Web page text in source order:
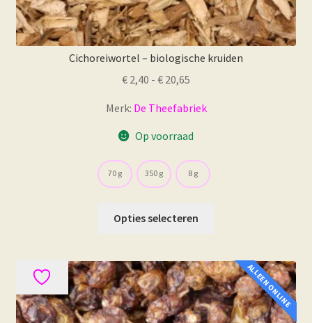
Cichoreiwortel – biologische kruiden
€ 2,40 - € 20,65
tot
€ 20,65
Merk: De Theefabriek
Op voorraad
70 g 350 g 8 g
Opties selecteren
meerdere
variaties.
Deze
optie
ALLEEN ONLINE